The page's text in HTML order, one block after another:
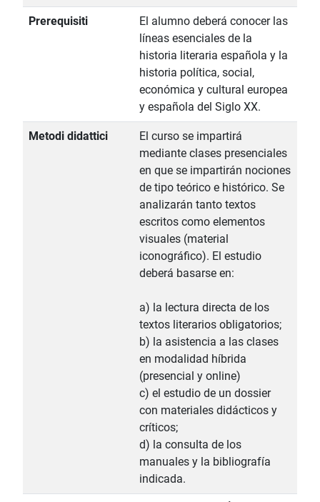
Prerequisiti
El alumno deberá conocer las
líneas esenciales de la
historia literaria española y la
historia política, social,
económica y cultural europea
y española del Siglo XX.
Metodi didattici
El curso se impartirá
mediante clases presenciales
en que se impartirán nociones
de tipo teórico e histórico. Se
analizarán tanto textos
escritos como elementos
visuales (material
iconográfico). El estudio
deberá basarse en:
a) la lectura directa de los
textos literarios obligatorios;
b) la asistencia a las clases
en modalidad híbrida
(presencial y online)
c) el estudio de un dossier
con materiales didácticos y
críticos;
d) la consulta de los
manuales y la bibliografía
indicada.